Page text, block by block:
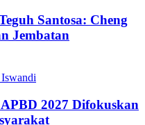
Santosa: Cheng
Jembatan
2027 Difokuskan